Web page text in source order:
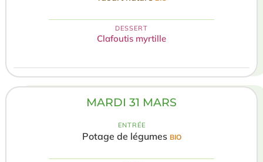
DESSERT
Clafoutis myrtille
MARDI 31 MARS
ENTRÉE
Potage de légumes BIO